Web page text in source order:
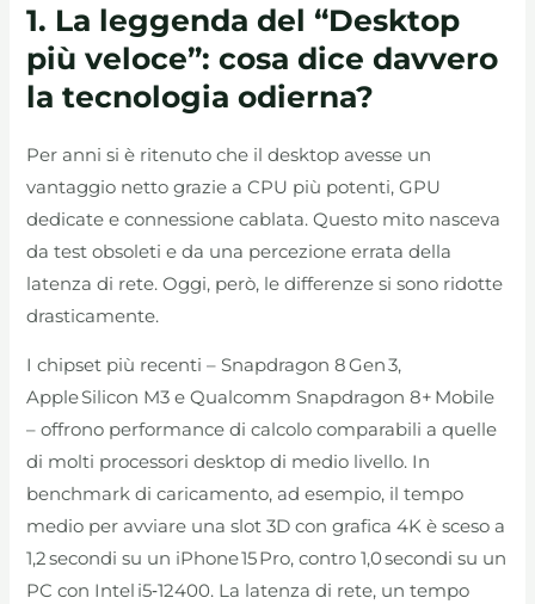
1. La leggenda del “Desktop
più veloce”: cosa dice davvero
la tecnologia odierna?
Per anni si è ritenuto che il desktop avesse un
vantaggio netto grazie a CPU più potenti, GPU
dedicate e connessione cablata. Questo mito nasceva
da test obsoleti e da una percezione errata della
latenza di rete. Oggi, però, le differenze si sono ridotte
drasticamente.
I chipset più recenti – Snapdragon 8 Gen 3,
Apple Silicon M3 e Qualcomm Snapdragon 8+ Mobile
– offrono performance di calcolo comparabili a quelle
di molti processori desktop di medio livello. In
benchmark di caricamento, ad esempio, il tempo
medio per avviare una slot 3D con grafica 4K è sceso a
1,2 secondi su un iPhone 15 Pro, contro 1,0 secondi su un
PC con Intel i5‑12400. La latenza di rete, un tempo